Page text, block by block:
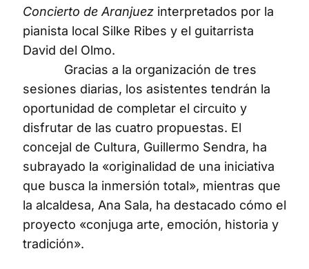
Concierto de Aranjuez interpretados por la
pianista local Silke Ribes y el guitarrista
David del Olmo.
Gracias a la organización de tres
sesiones diarias, los asistentes tendrán la
oportunidad de completar el circuito y
disfrutar de las cuatro propuestas. El
concejal de Cultura, Guillermo Sendra, ha
subrayado la «originalidad de una iniciativa
que busca la inmersión total», mientras que
la alcaldesa, Ana Sala, ha destacado cómo el
proyecto «conjuga arte, emoción, historia y
tradición».